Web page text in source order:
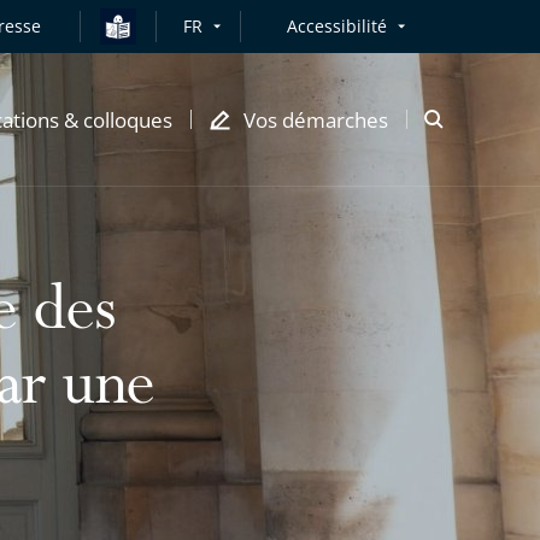
FR Accessibilité
& colloques Vos démarches
Ouvrir
la
modale
de
recherche
des
une